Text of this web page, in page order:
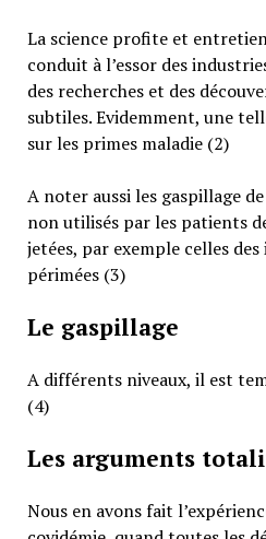
La science profite et
conduit à l’essor des
des recherches et des
subtiles. Evidemment, une
sur les primes maladie (2)
A noter aussi les gaspillage
non utilisés par les patients
jetées, par exemple celles
périmées (3)
Le gaspillage
A différents niveaux, il est
(4)
Les arguments
Nous en avons fait